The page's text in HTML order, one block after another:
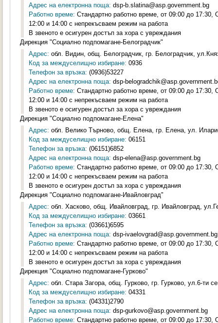
Адрес на електронна поща: dsp-b.slatina@asp.government.bg
Работно време: Стандартно работно време, от 09:00 до
12:00 и 14:00 с непрекъсваем режим на работа
В звеното е осигурен достъп за хора с увреждания
Дирекция "Социално подпомагане-Белоградчик"
Адрес: обл. Видин, общ. Белоградчик, гр. Белоградчик,
Код за междуселищно избиране: 0936
Телефон за връзка: (0936)53227
Адрес на електронна поща: dsp-
Работно време: Стандартно работно време, от 09:00 до
12:00 и 14:00 с непрекъсваем режим на работа
В звеното е осигурен достъп за хора с увреждания
Дирекция "Социално подпомагане-Елена"
Адрес: обл. Велико Търново, общ. Елена, гр. Елена, ул.
Код за междуселищно избиране: 06151
Телефон за връзка: (06151)6852
Адрес на електронна поща: dsp-elena@asp.government.bg
Работно време: Стандартно работно време, от 09:00 до
12:00 и 14:00 с непрекъсваем режим на работа
В звеното е осигурен достъп за хора с увреждания
Дирекция "Социално подпомагане-Ивайловград"
Адрес: обл. Хасково, общ. Ивайловград, гр. Ивайловград,
Код за междуселищно избиране: 03661
Телефон за връзка: (03661)6595
Адрес на електронна поща: dsp-ivaelovgrad@asp.government.bg
Работно време: Стандартно работно време, от 09:00 до
12:00 и 14:00 с непрекъсваем режим на работа
В звеното е осигурен достъп за хора с увреждания
Дирекция "Социално подпомагане-Гурково"
Адрес: обл. Стара Загора, общ. Гурково, гр. Гурково, ул.6-ти
Код за междуселищно избиране: 04331
Телефон за връзка: (04331)2790
Адрес на електронна поща: dsp-gurkovo@asp.government.bg
Работно време: Стандартно работно време, от 09:00 до